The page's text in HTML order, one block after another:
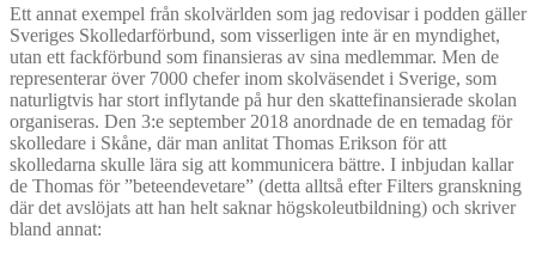
Ett annat exempel från skolvärlden som jag redovisar i podden gäller
Sveriges Skolledarförbund, som visserligen inte är en myndighet,
utan ett fackförbund som finansieras av sina medlemmar. Men de
representerar över 7000 chefer inom skolväsendet i Sverige, som
naturligtvis har stort inflytande på hur den skattefinansierade skolan
organiseras. Den 3:e september 2018 anordnade de en temadag för
skolledare i Skåne, där man anlitat Thomas Erikson för att
skolledarna skulle lära sig att kommunicera bättre. I inbjudan kallar
de Thomas för ”beteendevetare” (detta alltså efter Filters granskning
där det avslöjats att han helt saknar högskoleutbildning) och skriver
bland annat: